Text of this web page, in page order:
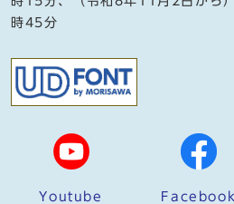
時45分
Youtube Facebook